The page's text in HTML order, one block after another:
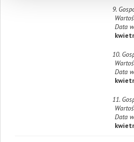
9.
Data
10.
Data
11.
Data